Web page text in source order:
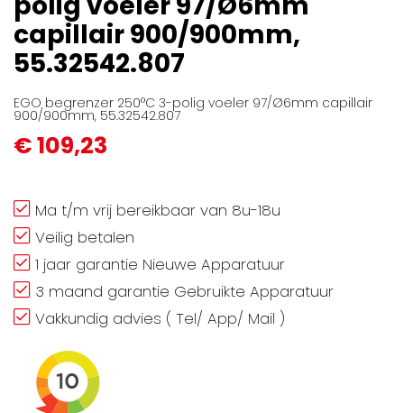
de
afbeeldingen-
gallerij
capillair 900/900mm,
55.32542.807
EGO begrenzer 250°C 3-polig voeler 97/Ø6mm capillair
900/900mm, 55.32542.807
€ 109,23
Ma t/m vrij bereikbaar van 8u-18u
Veilig betalen
1 jaar garantie Nieuwe Apparatuur
3 maand garantie Gebruikte Apparatuur
Vakkundig advies ( Tel/ App/ Mail )